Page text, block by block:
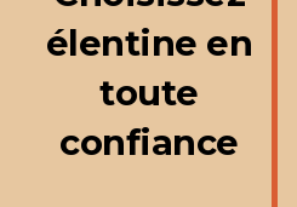
élentine en
toute
confiance